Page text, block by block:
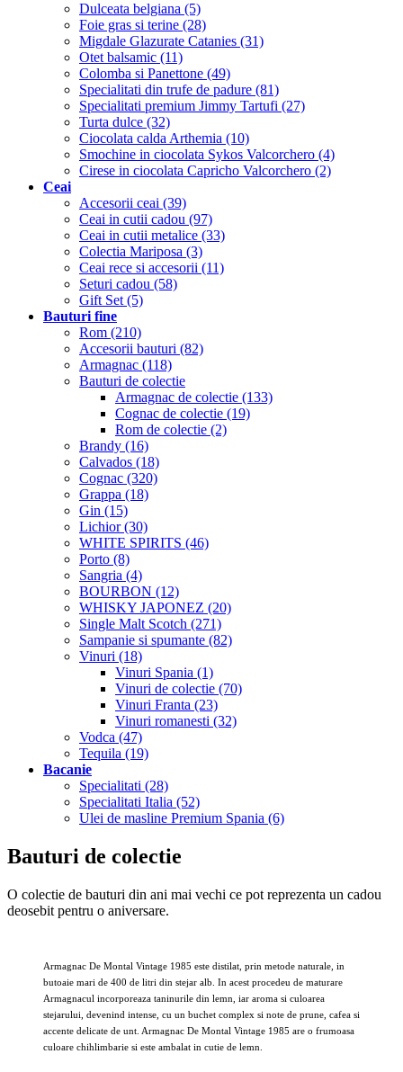
Dulceata belgiana (5)
Foie gras si terine (28)
Migdale Glazurate Catanies (31)
Otet balsamic (11)
Colomba si Panettone (49)
Specialitati din trufe de padure (81)
Specialitati premium Jimmy Tartufi (27)
Turta dulce (32)
Ciocolata calda Arthemia (10)
Smochine in ciocolata Sykos Valcorchero (4)
Cirese in ciocolata Capricho Valcorchero (2)
Ceai
Accesorii ceai (39)
Ceai in cutii cadou (97)
Ceai in cutii metalice (33)
Colectia Mariposa (3)
Ceai rece si accesorii (11)
Seturi cadou (58)
Gift Set (5)
Bauturi fine
Rom (210)
Accesorii bauturi (82)
Armagnac (118)
Bauturi de colectie
Armagnac de colectie (133)
Cognac de colectie (19)
Rom de colectie (2)
Brandy (16)
Calvados (18)
Cognac (320)
Grappa (18)
Gin (15)
Lichior (30)
WHITE SPIRITS (46)
Porto (8)
Sangria (4)
BOURBON (12)
WHISKY JAPONEZ (20)
Single Malt Scotch (271)
Sampanie si spumante (82)
Vinuri (18)
Vinuri Spania (1)
Vinuri de colectie (70)
Vinuri Franta (23)
Vinuri romanesti (32)
Vodca (47)
Tequila (19)
Bacanie
Specialitati (28)
Specialitati Italia (52)
Ulei de masline Premium Spania (6)
Bauturi de colectie
O colectie de bauturi din ani mai vechi ce pot reprezenta un cadou
deosebit pentru o aniversare.
Armagnac De Montal Vintage 1985 este distilat, prin metode naturale, in
butoaie mari de 400 de litri din stejar alb. In acest procedeu de maturare
Armagnacul incorporeaza taninurile din lemn, iar aroma si culoarea
stejarului, devenind intense, cu un buchet complex si note de prune, cafea si
accente delicate de unt. Armagnac De Montal Vintage 1985 are o frumoasa
culoare chihlimbarie si este ambalat in cutie de lemn.